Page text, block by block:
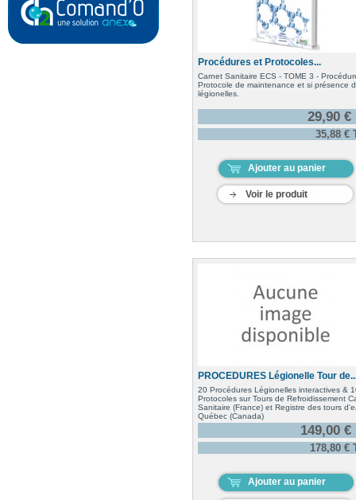
Procédures et Protocoles...
Carnet Sanitaire ECS - TOME 3 -
Protocole de maintenance et si présence
légionelles.
29,90 €
35,88 €
Ajouter au panier
Voir le produit
PROCEDURES Légionelle Tour
20 Procédures Légionelles interactives &
Protocoles sur Tours de Refroidissement
Sanitaire (France) et Registre des tours
Québec (Canada)
149,00 €
178,80 €
Ajouter au panier